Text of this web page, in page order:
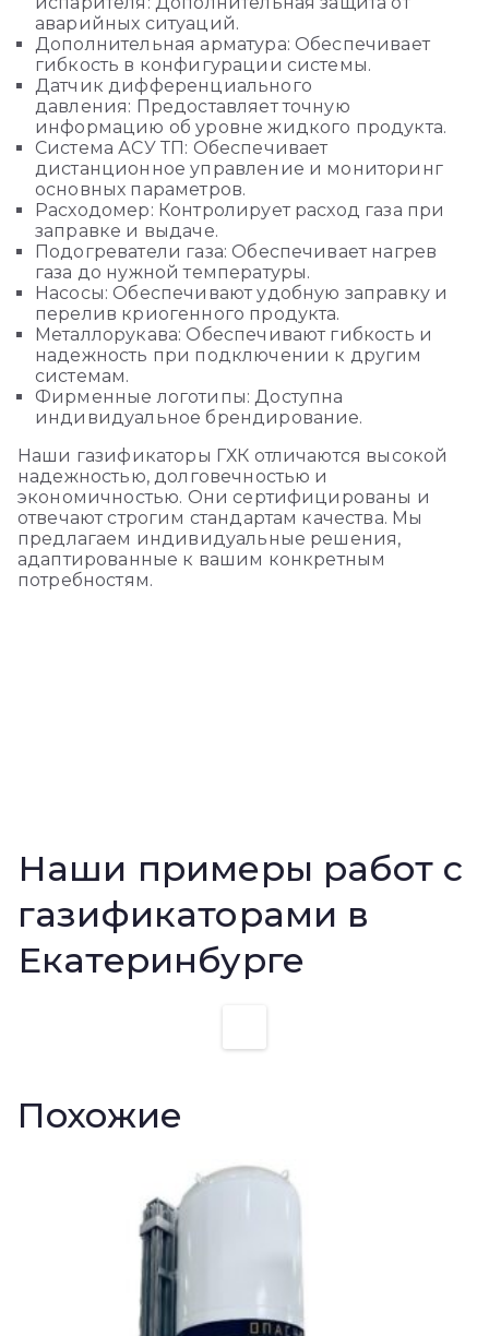
аварийных ситуаций.
Дополнительная арматура: Обеспечивает
гибкость в конфигурации системы.
Датчик дифференциального
давления: Предоставляет точную
информацию об уровне жидкого продукта.
Система АСУ ТП: Обеспечивает
дистанционное управление и мониторинг
основных параметров.
Расходомер: Контролирует расход газа при
заправке и выдаче.
Подогреватели газа: Обеспечивает нагрев
газа до нужной температуры.
Насосы: Обеспечивают удобную заправку и
перелив криогенного продукта.
Металлорукава: Обеспечивают гибкость и
надежность при подключении к другим
системам.
Фирменные логотипы: Доступна
индивидуальное брендирование.
Наши газификаторы ГХК отличаются высокой
надежностью, долговечностью и
экономичностью. Они сертифицированы и
отвечают строгим стандартам качества. Мы
предлагаем индивидуальные решения,
адаптированные к вашим конкретным
потребностям.
Наши примеры работ с
газификаторами в
Екатеринбурге
Похожие